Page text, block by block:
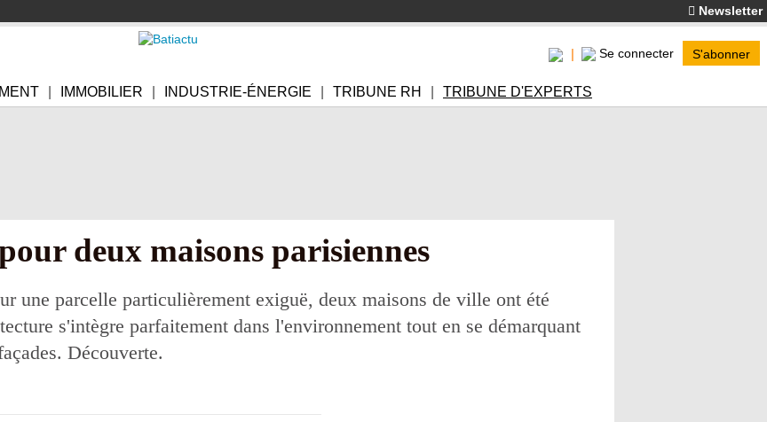
Newsletter
Se connecter S'abonner
IMMOBILIER INDUSTRIE-ÉNERGIE TRIBUNE RH TRIBUNE D'EXPERTS
deux maisons parisiennes
une parcelle particulièrement exiguë, deux maisons de ville ont été
s'intègre parfaitement dans l'environnement tout en se démarquant
Découverte.